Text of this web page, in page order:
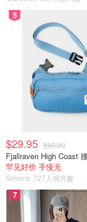
5
$29.95 $60.00
Fjallraven High Coast
罕见好价 手慢无
Simons 727人感兴趣
7